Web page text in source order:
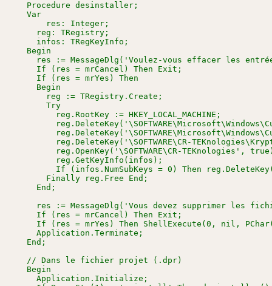
  Procedure desinstaller;
  Var
      res: Integer;
    reg: TRegistry;
    infos: TRegKeyInfo;
  Begin
res := MessageDlg('Voulez-vous effacer les
    If (res = mrCancel) Then Exit;
    If (res = mrYes) Then
    Begin
      reg := TRegistry.Create;
      Try
        reg.RootKey := HKEY_LOCAL_MACHINE;
reg.DeleteKey('\SOFTWARE\CR-
reg.OpenKey('\SOFTWARE\CR-TEKnologies',
        reg.GetKeyInfo(infos);
If (infos.NumSubKeys = 0) Then
      Finally reg.Free End;
    End;
res := MessageDlg('Vous devez supprimer les
    If (res = mrCancel) Then Exit;
If (res = mrYes) Then ShellExecute(0, nil,
    Application.Terminate;
  End;
  // Dans le fichier projet (.dpr)
  Begin
    Application.Initialize;